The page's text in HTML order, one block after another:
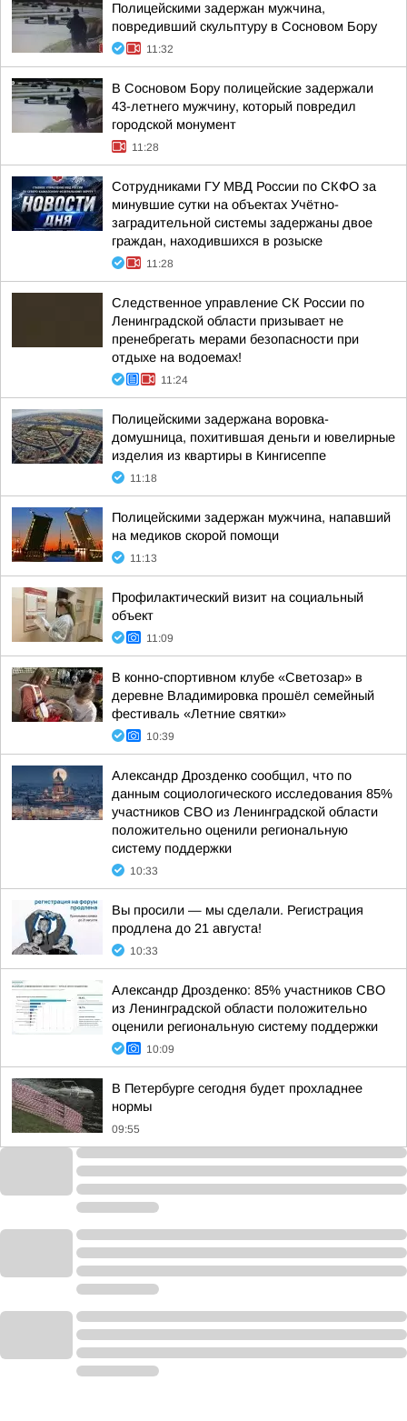
Полицейскими задержан мужчина,
повредивший скульптуру в Сосновом Бору
11:32
В Сосновом Бору полицейские задержали
43-летнего мужчину, который повредил
городской монумент
11:28
Сотрудниками ГУ МВД России по СКФО за
минувшие сутки на объектах Учётно-
заградительной системы задержаны двое
граждан, находившихся в розыске
11:28
Следственное управление СК России по
Ленинградской области призывает не
пренебрегать мерами безопасности при
отдыхе на водоемах!
11:24
Полицейскими задержана воровка-
домушница, похитившая деньги и ювелирные
изделия из квартиры в Кингисеппе
11:18
Полицейскими задержан мужчина, напавший
на медиков скорой помощи
11:13
Профилактический визит на социальный
объект
11:09
В конно-спортивном клубе «Светозар» в
деревне Владимировка прошёл семейный
фестиваль «Летние святки»
10:39
Александр Дрозденко сообщил, что по
данным социологического исследования 85%
участников СВО из Ленинградской области
положительно оценили региональную
систему поддержки
10:33
Вы просили — мы сделали. Регистрация
продлена до 21 августа!
10:33
Александр Дрозденко: 85% участников СВО
из Ленинградской области положительно
оценили региональную систему поддержки
10:09
В Петербурге сегодня будет прохладнее
нормы
09:55